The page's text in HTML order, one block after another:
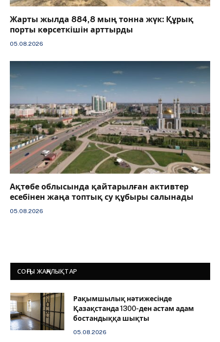
Жарты жылда 884,8 мың тонна жүк: Құрық
порты көрсеткішін арттырды
05.08.2026
Ақтөбе облысында қайтарылған активтер
есебінен жаңа топтық су құбыры салынады
05.08.2026
СОҢҒЫ ЖАҢАЛЫҚТАР
Рақымшылық нәтижесінде
Қазақстанда 1300-ден астам адам
бостандыққа шықты
05.08.2026